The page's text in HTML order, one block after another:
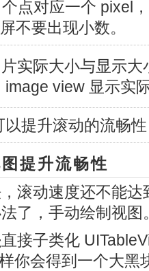
点对应一个 pixel
不要出现小数。
实际大小与显示
view 显示实
提升滚动的流畅性
提升流畅性
滚动速度还不能
了，手动绘制视图
直接子类化
你会得到一个大黑